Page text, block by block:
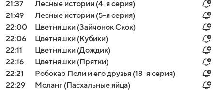
21:37
Лесные истории (4-я серия)
21:49
Лесные истории (5-я серия)
22:00
Цветняшки (Зайчонок Скок)
22:06
Цветняшки (Кубики)
22:11
Цветняшки (Дождик)
22:16
Цветняшки (Прятки)
22:21
Робокар Поли и его друзья (18-я серия)
22:29
Моланг (Пасхальные яйца)